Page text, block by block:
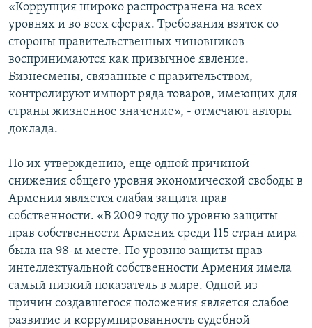
«Коррупция широко распространена на всех
уровнях и во всех сферах. Требования взяток со
стороны правительственных чиновников
воспринимаются как привычное явление.
Бизнесмены, связанные с правительством,
контролируют импорт ряда товаров, имеющих для
страны жизненное значение», - отмечают авторы
доклада.
По их утверждению, еще одной причиной
снижения общего уровня экономической свободы в
Армении является слабая защита прав
собственности. «В 2009 году по уровню защиты
прав собственности Армения среди 115 стран мира
была на 98-м месте. По уровню защиты прав
интеллектуальной собственности Армения имела
самый низкий показатель в мире. Одной из
причин создавшегося положения является слабое
развитие и коррумпированность судебной